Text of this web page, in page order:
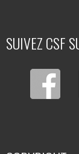
SUIVEZ CSF